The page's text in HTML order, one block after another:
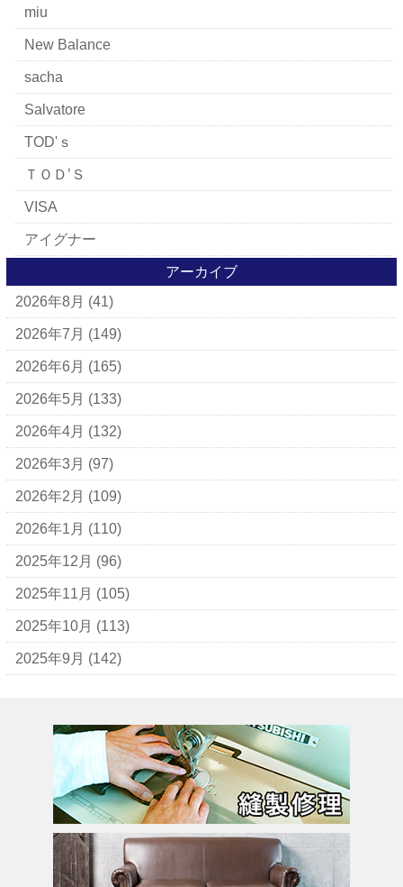
miu
New Balance
sacha
Salvatore
TOD'ｓ
ＴＯＤ’Ｓ
VISA
アイグナー
アパレルブランド
BALLY
ＵＧＧ
アナスイ
アニエスベー
アルマーニ
アレン・エドモンズ
アンナ モリナーリ
イブ・サンローラン
ヴェロ・キーオ
ウンガロ
エヴー
エルメス
カルティエ
カンペール
ギ・ラロッシュ
グッチ
アーカイブ
2026年8月 (41)
2026年7月 (149)
2026年6月 (165)
2026年5月 (133)
2026年4月 (132)
2026年3月 (97)
2026年2月 (109)
2026年1月 (110)
2025年12月 (96)
2025年11月 (105)
2025年10月 (113)
2025年9月 (142)